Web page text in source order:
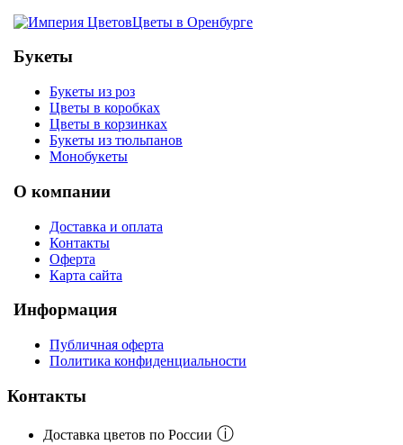
Цветы в Оренбурге
Букеты
Букеты из роз
Цветы в коробках
Цветы в корзинках
Букеты из тюльпанов
Монобукеты
О компании
Доставка и оплата
Контакты
Оферта
Карта сайта
Информация
Публичная оферта
Политика конфиденциальности
Контакты
Доставка цветов по России ⓘ